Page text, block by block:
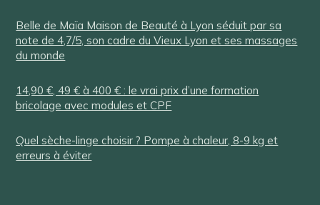
Belle de Maïa Maison de Beauté à Lyon séduit par sa
note de 4,7/5, son cadre du Vieux Lyon et ses massages
du monde
14,90 €, 49 € à 400 € : le vrai prix d’une formation
bricolage avec modules et CPF
Quel sèche-linge choisir ? Pompe à chaleur, 8-9 kg et
erreurs à éviter